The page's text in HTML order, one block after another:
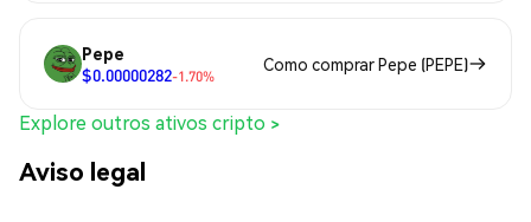
Pepe
$0.00000282-1.70%
Como comprar Pepe (PEPE)
Explore outros ativos cripto >
Aviso legal